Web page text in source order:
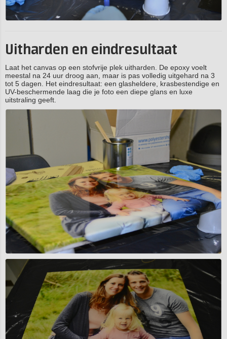
Uitharden en eindresultaat
Laat het canvas op een stofvrije plek uitharden. De epoxy voelt
meestal na 24 uur droog aan, maar is pas volledig uitgehard na 3
tot 5 dagen. Het eindresultaat: een glasheldere, krasbestendige en
UV-beschermende laag die je foto een diepe glans en luxe
uitstraling geeft.